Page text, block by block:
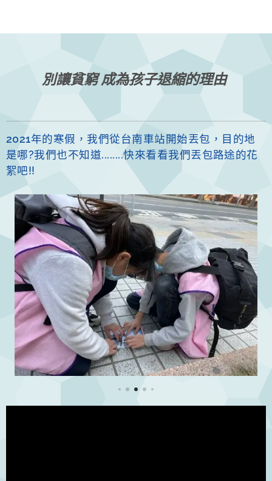
別讓貧窮成為孩子退縮的理由
2021年的寒假，我們從台南車站開始丟包，目的地
是哪?我們也不知道........快來看看我們丟包路途的花
絮吧!!